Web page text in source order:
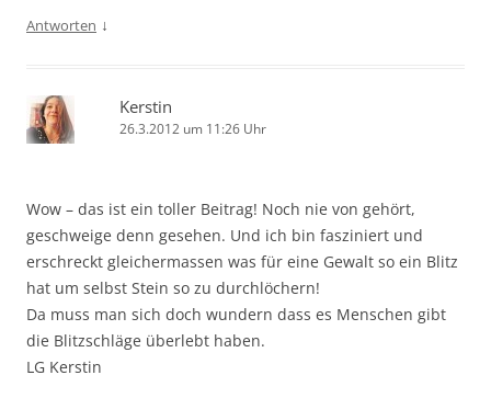
Antworten ↓
Kerstin
26.3.2012 um 11:26 Uhr
Wow – das ist ein toller Beitrag! Noch nie von gehört,
geschweige denn gesehen. Und ich bin fasziniert und
erschreckt gleichermassen was für eine Gewalt so ein Blitz
hat um selbst Stein so zu durchlöchern!
Da muss man sich doch wundern dass es Menschen gibt
die Blitzschläge überlebt haben.
LG Kerstin